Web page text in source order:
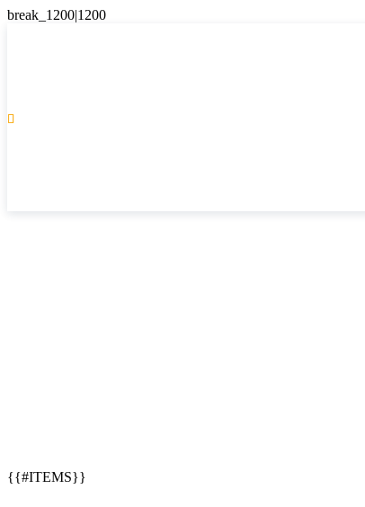
{{#ITEMS}}